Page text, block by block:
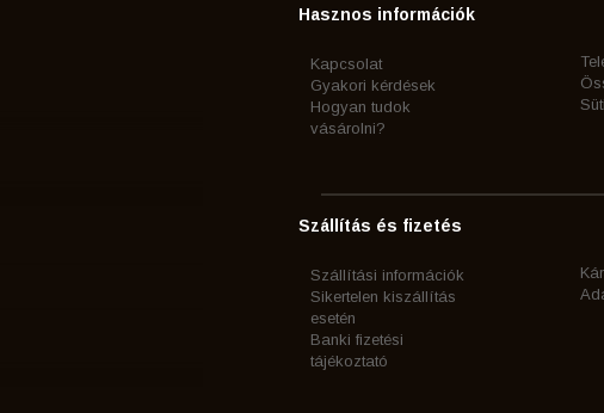
Hasznos információk
Kapcsolat
Gyakori kérdések
Hogyan tudok
vásárolni?
Szállítás és fizetés
Szállítási információk
Sikertelen kiszállítás
esetén
Banki fizetési
tájékoztató